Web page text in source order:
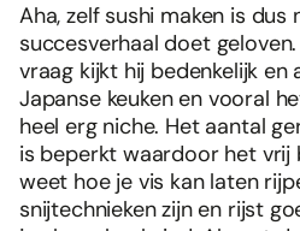
Aha, zelf sushi maken is dus
succesverhaal doet
vraag kijkt hij bedenkelijk en
Japanse keuken en vooral
heel erg niche. Het aantal
is beperkt waardoor het vrij
weet hoe je vis kan laten
snijtechnieken zijn en rijst